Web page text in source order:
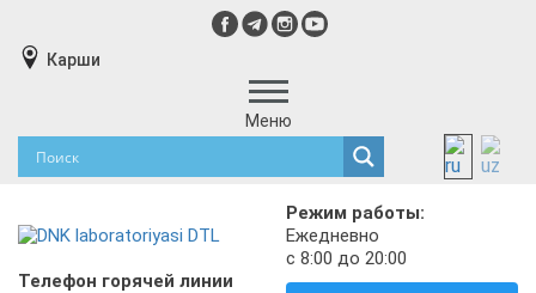
Карши
Меню
Режим работы:
Ежедневно
с 8:00 до 20:00
Телефон горячей линии